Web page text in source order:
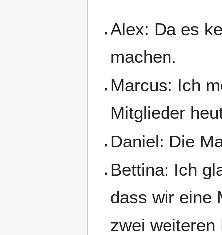
Alex: Da es
machen.
Marcus: Ich
Mitglieder
Daniel: Die
Bettina: Ich
dass wir eine
zwei weiteren